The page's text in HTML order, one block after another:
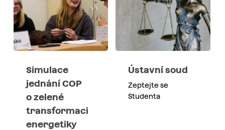
Simulace
jednání COP
o zelené
transformaci
energetiky
Ústavní soud
Zeptejte se
Studenta